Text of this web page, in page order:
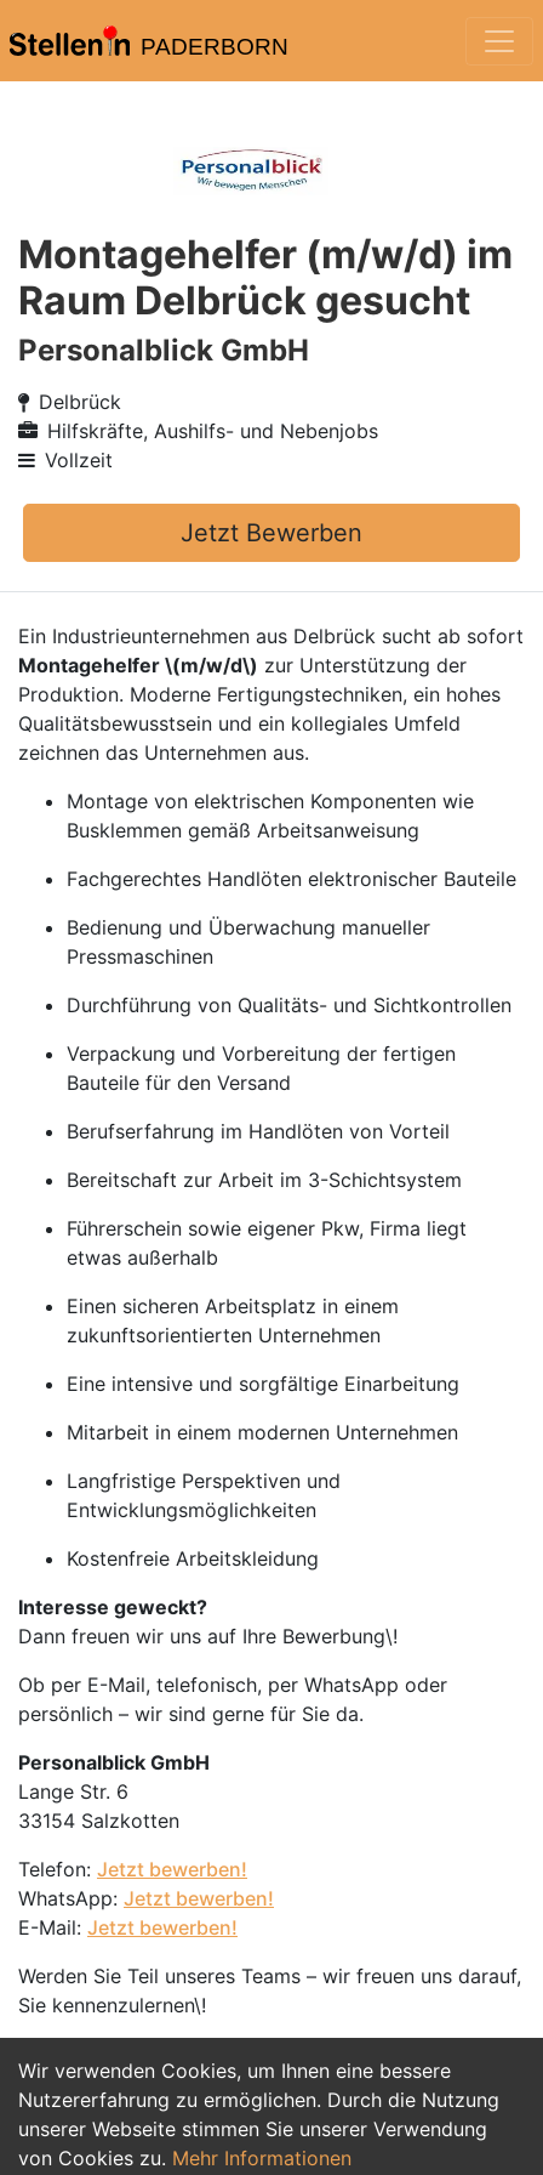
PADERBORN
Wir verwenden Cookies, um Ihnen eine bessere
Nutzererfahrung zu ermöglichen. Durch die Nutzung
unserer Webseite stimmen Sie unserer Verwendung
von Cookies zu. Mehr Informationen
Montagehelfer (m/w/d) im
Raum Delbrück gesucht
Personalblick GmbH
Delbrück
Hilfskräfte, Aushilfs- und Nebenjobs
Vollzeit
Jetzt Bewerben
Ein Industrieunternehmen aus Delbrück sucht ab sofort
Montagehelfer \(m/w/d\) zur Unterstützung der
Produktion. Moderne Fertigungstechniken, ein hohes
Qualitätsbewusstsein und ein kollegiales Umfeld
zeichnen das Unternehmen aus.
Montage von elektrischen Komponenten wie
Busklemmen gemäß Arbeitsanweisung
Fachgerechtes Handlöten elektronischer Bauteile
Bedienung und Überwachung manueller
Pressmaschinen
Durchführung von Qualitäts- und Sichtkontrollen
Verpackung und Vorbereitung der fertigen
Bauteile für den Versand
Berufserfahrung im Handlöten von Vorteil
Bereitschaft zur Arbeit im 3-Schichtsystem
Führerschein sowie eigener Pkw, Firma liegt
etwas außerhalb
Einen sicheren Arbeitsplatz in einem
zukunftsorientierten Unternehmen
Eine intensive und sorgfältige Einarbeitung
Mitarbeit in einem modernen Unternehmen
Langfristige Perspektiven und
Entwicklungsmöglichkeiten
Kostenfreie Arbeitskleidung
Interesse geweckt?
Dann freuen wir uns auf Ihre Bewerbung\!
Ob per E-Mail, telefonisch, per WhatsApp oder
persönlich – wir sind gerne für Sie da.
Personalblick GmbH
Lange Str. 6
33154 Salzkotten
Telefon: Jetzt bewerben!
WhatsApp: Jetzt bewerben!
E-Mail: Jetzt bewerben!
Werden Sie Teil unseres Teams – wir freuen uns darauf,
Sie kennenzulernen\!
Jetzt Bewerben